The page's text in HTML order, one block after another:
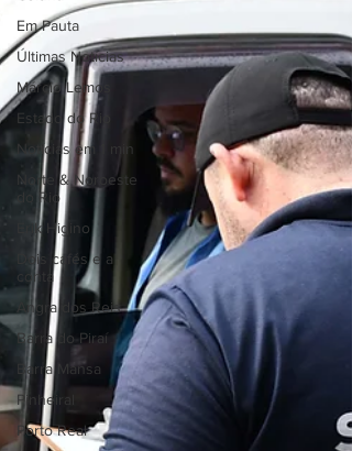
Em Pauta
Últimas Notícias
Márcio Lemos
Estado do Rio
Notícias em 1 min
Norte & Noroeste
do Rio
Erik Higino
Dois cafés e a
conta
Angra dos Reis
Barra do Piraí
Barra Mansa
Pinheiral
Porto Real